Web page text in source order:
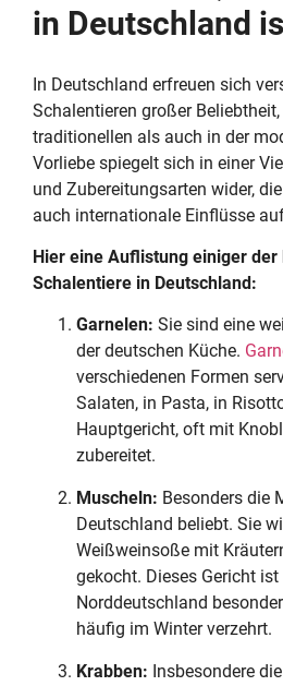
in Deutschland
In Deutschland erfreuen sich
Schalentieren großer
traditionellen als auch in der
Vorliebe spiegelt sich in einer
und Zubereitungsarten wider,
auch internationale Einflüsse
Hier eine Auflistung einiger
Schalentiere in Deutschland:
Garnelen: Sie sind eine
der deutschen Küche.
verschiedenen Formen
Salaten, in Pasta, in
Hauptgericht, oft mit
zubereitet.
Muscheln: Besonders die
Deutschland beliebt. Sie
Weißweinsoße mit
gekocht. Dieses Gericht
Norddeutschland
häufig im Winter verzehrt.
Krabben: Insbesondere